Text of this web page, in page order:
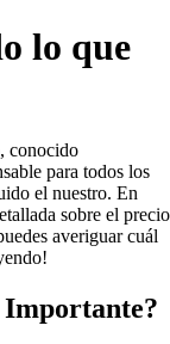
lo que
conocido
para todos los
el nuestro. En
sobre el precio
averiguar cuál
Importante?